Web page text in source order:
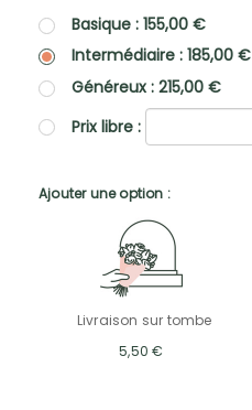
Basique : 155,00 €
Intermédiaire : 185,00 €
Généreux : 215,00 €
Prix libre :
Ajouter une option :
Livraison sur tombe
5,50 €